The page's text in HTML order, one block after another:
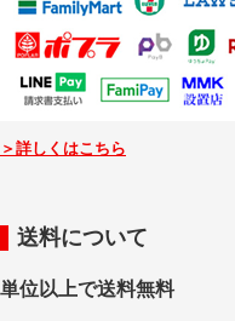
＞詳しくはこちら
送料について
単位以上で送料無料